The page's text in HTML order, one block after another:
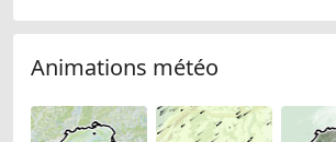
Animations météo